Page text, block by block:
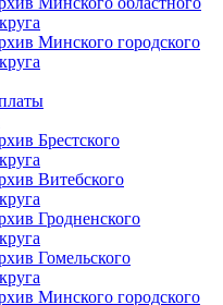
Минского городского
Брестского
Витебского
Гродненского
Гомельского
Минского городского